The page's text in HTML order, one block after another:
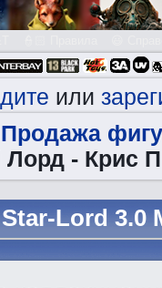
или
Продажа
- Крис
Lord 3.0